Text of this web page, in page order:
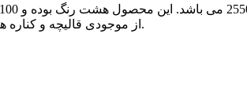
از موجودی قالیچه و کناره های این طرح می توانید با ما در تماس باشید.